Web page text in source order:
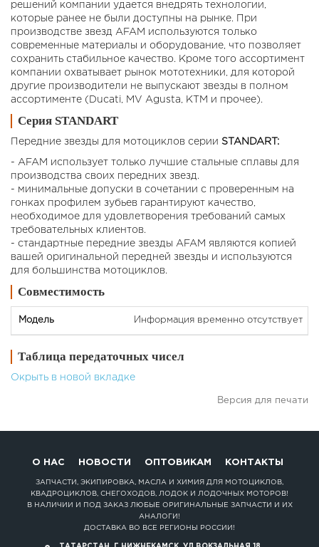
решений компании удается внедрять технологии,
которые ранее не были доступны на рынке. При
производстве звезд AFAM используются только
современные материалы и оборудование, что позволяет
сохранить стабильное качество. Кроме того ассортимент
компании охватывает рынок мототехники, для которой
другие производители не выпускают звезды в полном
ассортименте (Ducati, MV Agusta, KTM и прочее).
Серия STANDART
Передние звезды для мотоциклов cерии STANDART:
- AFAM использует только лучшие стальные сплавы для
производства своих передних звезд.
- минимальные допуски в сочетании с проверенным на
гонках профилем зубьев гарантируют качество,
необходимое для удовлетворения требований самых
требовательных клиентов.
- стандартные передние звезды AFAM являются копией
вашей оригинальной передней звезды и используются
для большинства мотоциклов.
Совместимость
Информация временно отсутствует
Таблица передаточных чисел
Окрыть в новой вкладке
Версия для печати
О НАС НОВОСТИ ОПТОВИКАМ КОНТАКТЫ
ЗАПЧАСТИ, ЭКИПИРОВКА, МАСЛА И ХИМИЯ ДЛЯ МОТОЦИКЛОВ,
КВАДРОЦИКЛОВ, СНЕГОХОДОВ, ЛОДОК И ЛОДОЧНЫХ МОТОРОВ!
В НАЛИЧИИ И ПОД ЗАКАЗ ЛЮБЫЕ ОРИГИНАЛЬНЫЕ ЗАПЧАСТИ И ИХ
АНАЛОГИ!
ДОСТАВКА ВО ВСЕ РЕГИОНЫ РОССИИ!